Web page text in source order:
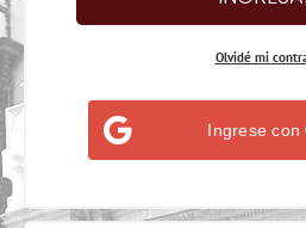
Olvidé mi
Ingrese con